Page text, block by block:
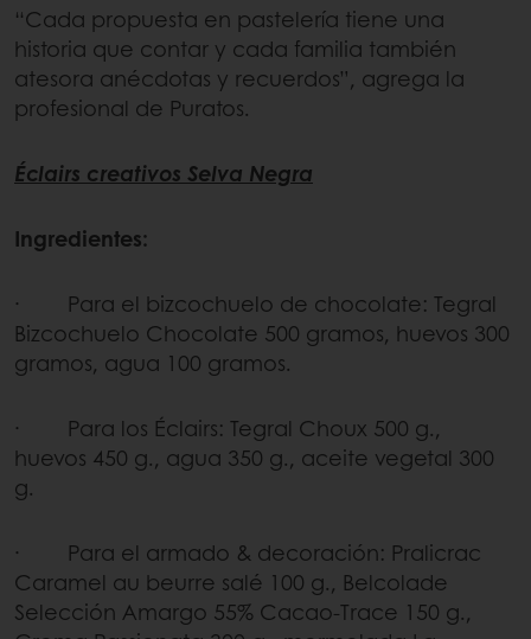
“Cada propuesta en pastelería tiene una
historia que contar y cada familia también
atesora anécdotas y recuerdos”, agrega la
profesional de Puratos.
Éclairs creativos Selva Negra
Ingredientes:
· Para el bizcochuelo de chocolate: Tegral
Bizcochuelo Chocolate 500 gramos, huevos 300
gramos, agua 100 gramos.
· Para los Éclairs: Tegral Choux 500 g.,
huevos 450 g., agua 350 g., aceite vegetal 300
g.
· Para el armado & decoración: Pralicrac
Caramel au beurre salé 100 g., Belcolade
Selección Amargo 55% Cacao-Trace 150 g.,